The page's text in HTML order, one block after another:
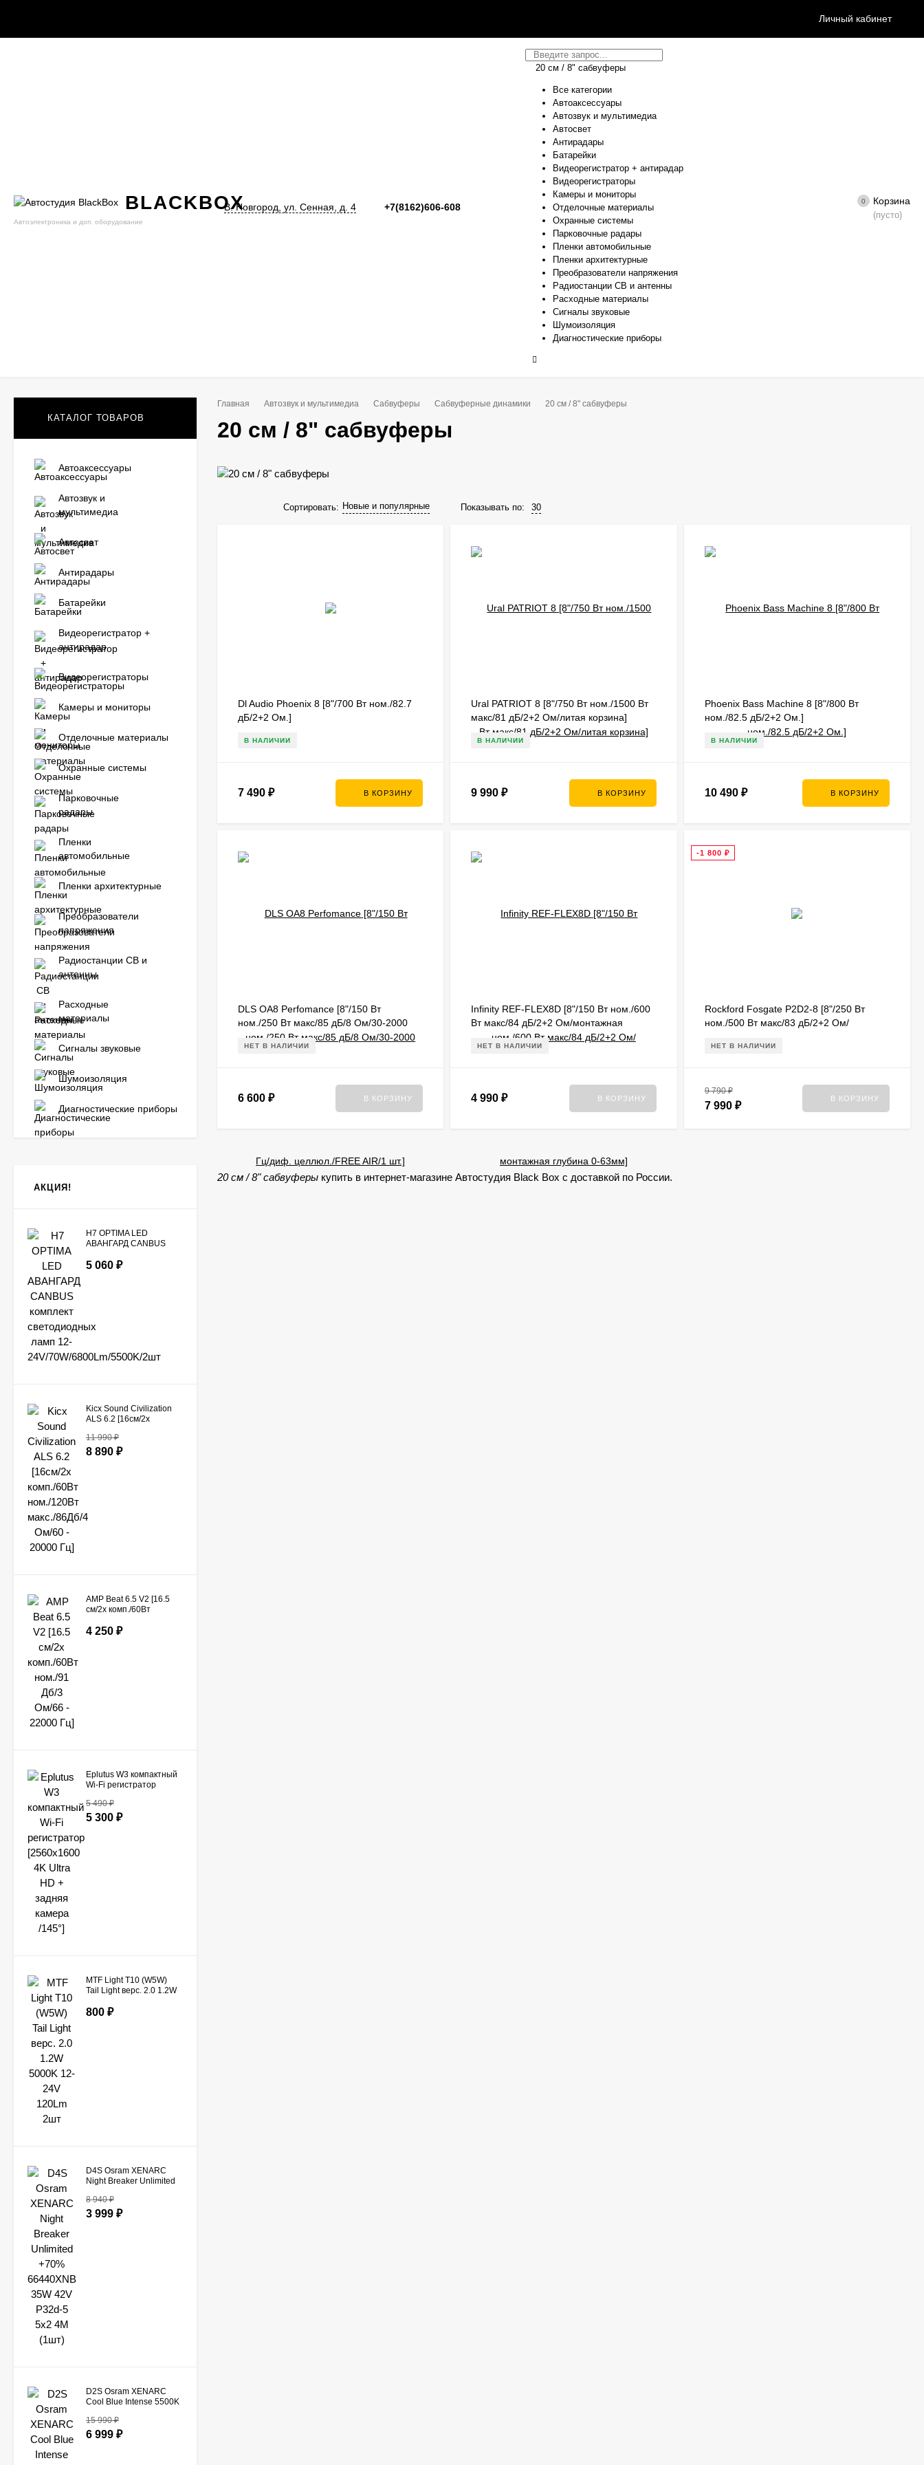
Личный кабинет
BLACKBOX
Автоэлектроника и доп. оборудование
В. Новгород, ул. Сенная, д. 4 +7(8162)606-608
20 см / 8" сабвуферы
Все категории
Автоаксессуары
Автозвук и мультимедиа
Автосвет
Антирадары
Батарейки
Видеорегистратор + антирадар
Видеорегистраторы
Камеры и мониторы
Отделочные материалы
Охранные системы
Парковочные радары
Пленки автомобильные
Пленки архитектурные
Преобразователи напряжения
Радиостанции CB и антенны
Расходные материалы
Сигналы звуковые
Шумоизоляция
Диагностические приборы
0 Корзина
(пусто)
Главная Автозвук и мультимедиа Сабвуферы Сабвуферные динамики 20 см / 8" сабвуферы
20 см / 8" сабвуферы
Сортировать: Новые и популярные Показывать по: 30
Dl Audio Phoenix 8 [8"/700 Вт ном./82.7
дБ/2+2 Ом.]
В НАЛИЧИИ
7 490 ₽ В КОРЗИНУ
Ural PATRIOT 8 [8"/750 Вт ном./1500 Вт
макс/81 дБ/2+2 Ом/литая корзина]
В НАЛИЧИИ
9 990₽ В КОРЗИНУ
Phoenix Bass Machine 8 [8"/800 Вт
ном./82.5 дБ/2+2 Ом.]
В НАЛИЧИИ
10 490 ₽ В КОРЗИНУ
DLS OA8 Perfomance [8"/150 Вт
ном./250 Вт макс/85 дБ/8 Ом/30-2000
Гц/диф. целлюл./FREE AIR/1 шт.]
НЕТ В НАЛИЧИИ
6 600 ₽ В КОРЗИНУ
Infinity REF-FLEX8D [8"/150 Вт ном./600
Вт макс/84 дБ/2+2 Ом/монтажная
глубина 0-63мм]
НЕТ В НАЛИЧИИ
4 990₽ В КОРЗИНУ
-1 800 ₽
Rockford Fosgate P2D2-8 [8"/250 Вт
ном./500 Вт макс/83 дБ/2+2 Ом/
НЕТ В НАЛИЧИИ
9 790₽
7 990 ₽
В КОРЗИНУ
20 см / 8" сабвуферы купить в интернет-магазине Автостудия Black Box с доставкой по России.
КАТАЛОГ ТОВАРОВ
Автоаксессуары
Автозвук и
мультимедиа
Автосвет
Антирадары
Батарейки
Видеорегистратор +
антирадар
Видеорегистраторы
Камеры и мониторы
Отделочные материалы
Охранные системы
Парковочные
радары
Пленки
автомобильные
Пленки архитектурные
Преобразователи
напряжения
Радиостанции CB и
антенны
Расходные
материалы
Сигналы звуковые
Шумоизоляция
Диагностические приборы
АКЦИЯ!
H7 OPTIMA LED
АВАНГАРД CANBUS
ламп 12-
5 060 ₽
Kicx Sound Civilization
ALS 6.2 [16см/2x
макс./86Дб/4 Ом/60 -
20000 Гц]
11 990₽
8 890 ₽
AMP Beat 6.5 V2 [16.5
см/2х комп./60Вт
22000 Гц]
4 250 ₽
Eplutus W3 компактный
Wi-Fi регистратор
+ задняя камера /145°]
5 490₽
5 300 ₽
MTF Light T10 (W5W)
Tail Light верс. 2.0 1.2W
2шт
800 ₽
D4S Osram XENARC
Night Breaker Unlimited
42V P32d-5 5x2 4M
(1шт)
8 940₽
3 999 ₽
D2S Osram XENARC
Cool Blue Intense 5500K
35W 85V 3200Lm P32d-
2 (2 шт.)
15 990₽
6 999 ₽